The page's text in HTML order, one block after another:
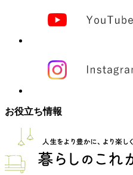
お役立ち情報